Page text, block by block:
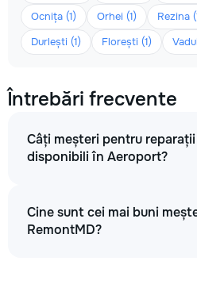
Ocnița (1)
Orhei (1) Rezina
Durlești (1)
Florești (1)
Întrebări frecvente
Câți meșteri pentru
disponibili în Aeroport?
Cine sunt cei mai buni
RemontMD?